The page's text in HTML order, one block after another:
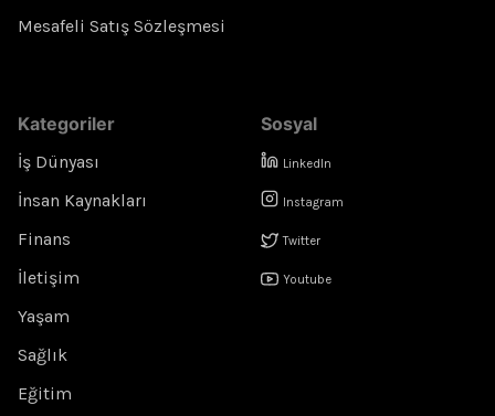
Mesafeli Satış Sözleşmesi
Kategoriler
İş Dünyası
İnsan Kaynakları
Finans
İletişim
Yaşam
Sağlık
Eğitim
Sosyal
LinkedIn
Instagram
Twitter
Youtube